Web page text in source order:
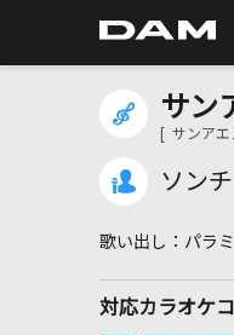
サン
[ サンアエ
ソン
パラ
対応カラオケ